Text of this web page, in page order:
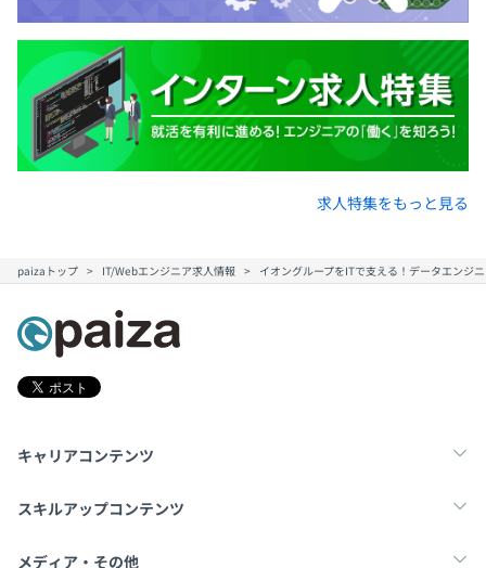
求人特集をもっと見る
paizaトップ IT/Webエンジニア求人情報 イオングループをITで支える！データエンジ
キャリアコンテンツ
転職・キャリア
スキルアップコンテンツ
学習
メディア・その他